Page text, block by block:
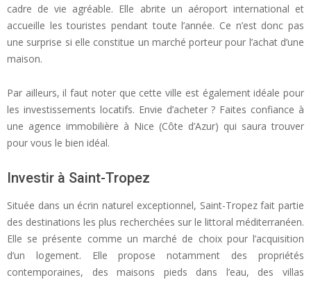
cadre de vie agréable. Elle abrite un aéroport international et
accueille les touristes pendant toute l’année. Ce n’est donc pas
une surprise si elle constitue un marché porteur pour l’achat d’une
maison.
Par ailleurs, il faut noter que cette ville est également idéale pour
les investissements locatifs. Envie d’acheter ? Faites confiance à
une agence immobilière à Nice (Côte d’Azur) qui saura trouver
pour vous le bien idéal.
Investir à Saint-Tropez
Située dans un écrin naturel exceptionnel, Saint-Tropez fait partie
des destinations les plus recherchées sur le littoral méditerranéen.
Elle se présente comme un marché de choix pour l’acquisition
d’un logement. Elle propose notamment des propriétés
contemporaines, des maisons pieds dans l’eau, des villas